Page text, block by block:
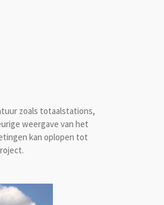
zoals totaalstations,
weergave van het
kan oplopen tot